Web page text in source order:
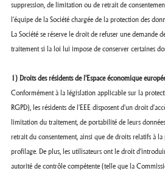
suppression, de limitation ou de retrait de
l’équipe de la Société chargée de la protection des
La Société se réserve le droit de refuser une demande
traitement si la loi lui impose de conserver certaines
1) Droits des résidents de l'Espace économique
Conformément à la législation applicable sur la
RGPD), les résidents de l'EEE disposent d'un droit
limitation du traitement, de portabilité de leurs
retrait du consentement, ainsi que de droits relatifs à
profilage. De plus, les utilisateurs ont le droit
autorité de contrôle compétente (telle que la